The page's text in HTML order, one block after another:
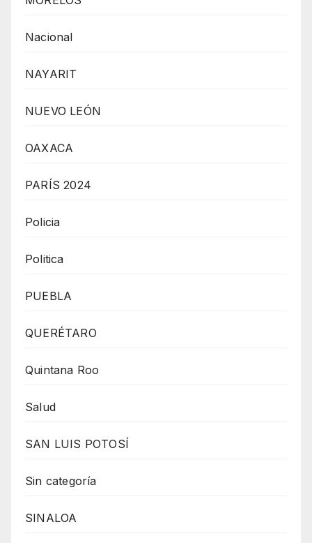
Nacional
NAYARIT
NUEVO LEÓN
OAXACA
PARÍS 2024
Policia
Politica
PUEBLA
QUERÉTARO
Quintana Roo
Salud
SAN LUIS POTOSÍ
Sin categoría
SINALOA